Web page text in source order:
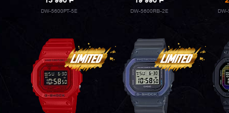
DW-5600PT-5E DW-5600RB-2E